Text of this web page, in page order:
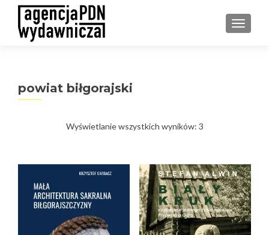
powiat biłgorajski
Wyświetlanie wszystkich wyników: 3Posortowane
najnowszych